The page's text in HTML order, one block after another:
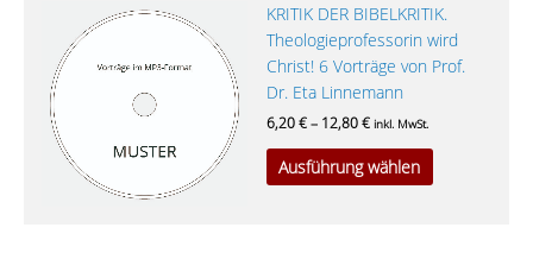
Produktseite
gewählt
werden
KRITIK DER BIBELKRITIK.
Theologieprofessorin wird
Christ! 6 Vorträge von Prof.
Dr. Eta Linnemann
6,20€– 12,80€ inkl. MwSt.
Ausführung wählen
Dieses
Produkt
weist
auf.